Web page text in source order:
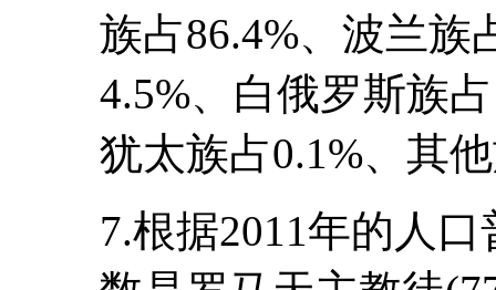
族占86.4%、波兰族
4.5%、白俄罗斯族
犹太族占0.1%、其
7.根据2011年的人